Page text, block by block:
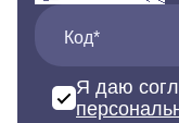
Код*
Я даю